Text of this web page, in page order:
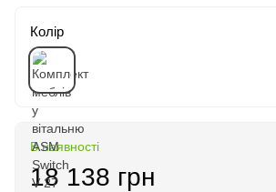
Колір
В наявності
18 138 грн